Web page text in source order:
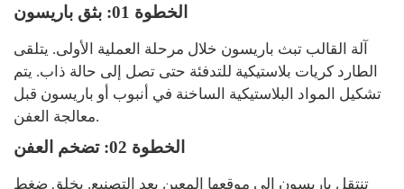
الخطوة 01: بثق باريسون
آلة القالب تبث باريسون خلال مرحلة العملية الأولى. يتلقى
الطارد كريات بلاستيكية للتدفئة حتى تصل إلى حالة ذاب. يتم
تشكيل المواد البلاستيكية الساخنة في أنبوب أو باريسون قبل
معالجة العفن.
الخطوة 02: تضخم العفن
تنتقل باريسون إلى موقعها المعين بعد التصنيع. يخلق ضغط